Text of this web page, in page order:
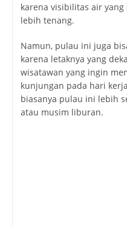
karena visibilitas air
lebih tenang.
Namun, pulau ini juga
karena letaknya yang
wisatawan yang ingin
kunjungan pada hari
biasanya pulau ini lebih
atau musim liburan.